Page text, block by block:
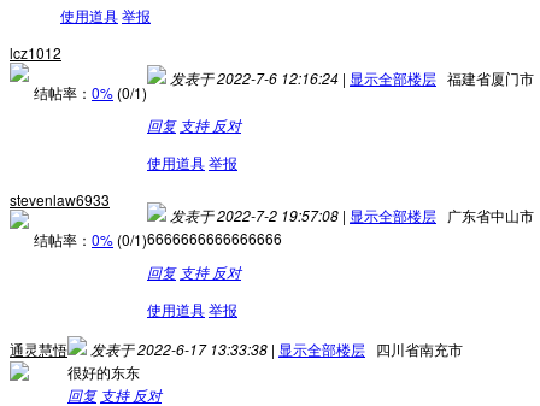
使用道具举报
lcz1012
结帖率： 0% (0/1)
发表于 2022-7-6 12:16:24 | 显示全部楼层 福建省厦门市
回复 支持 反对
使用道具举报
stevenlaw6933
结帖率： 0% (0/1)
发表于 2022-7-2 19:57:08 | 显示全部楼层 广东省中山市
6666666666666666
回复 支持 反对
使用道具举报
通灵慧悟
发表于 2022-6-17 13:33:38 | 显示全部楼层 四川省南充市
很好的东东
回复 支持 反对